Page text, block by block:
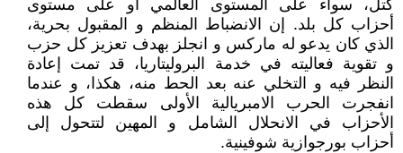
كتل، سواء على المستوى العالمي أو على مستوى
أحزاب كل بلد. إن الانضباط المنظم و المقبول بحرية،
الذي كان يدعو له ماركس و انجلز بهدف تعزيز كل حزب
و تقوية فعاليته في خدمة البروليتاريا، قد تمت إعادة
النظر فيه و التخلي عنه بعد الحط منه، هكذا، و عندما
انفجرت الحرب الامبريالية الأولى سقطت كل هذه
الأحزاب في الانحلال الشامل و المهين لتتحول إلى
أحزاب بورجوازية شوفينية.